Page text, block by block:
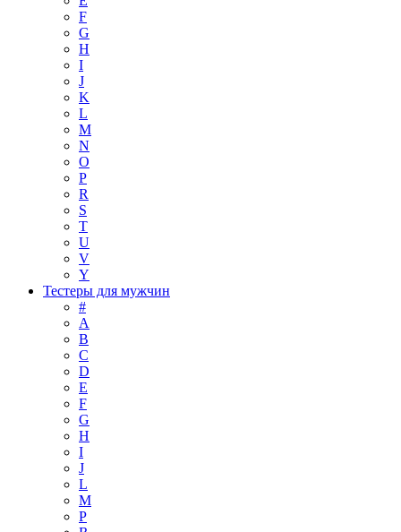
F
G
H
I
J
K
L
M
N
O
P
R
S
T
U
V
Y
Тестеры для мужчин
#
A
B
C
D
E
F
G
H
I
J
L
M
P